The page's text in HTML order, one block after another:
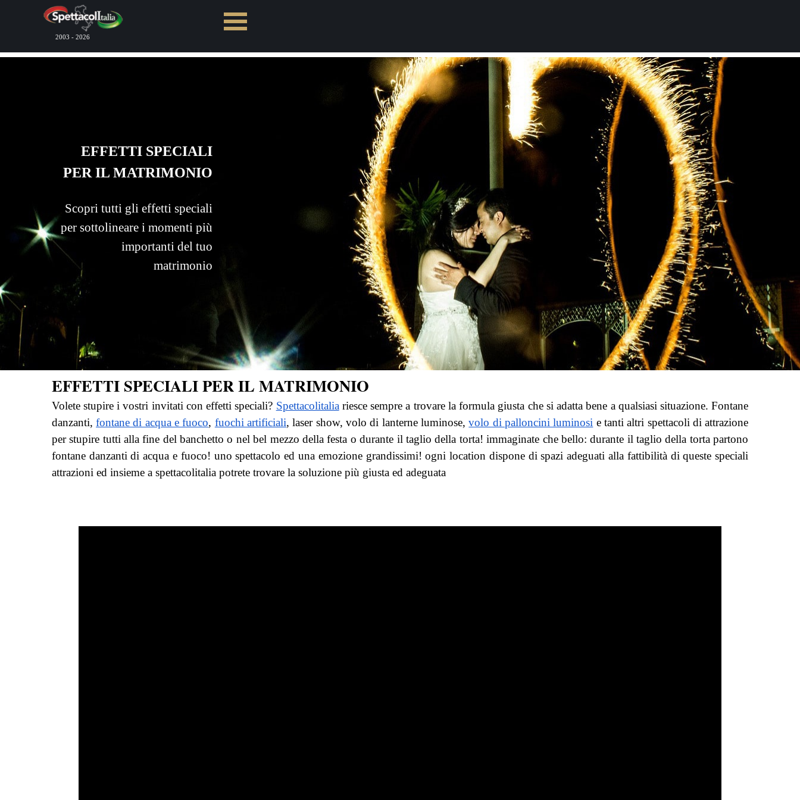
Vai ai contenuti
2003 - 2026
EFFETTI SPECIALI
PER IL MATRIMONIO
Scopri tutti gli effetti speciali
per sottolineare i momenti più
importanti del tuo
matrimonio
EFFETTI SPECIALI PER IL MATRIMONIO
Volete stupire i vostri invitati con effetti speciali? Spettacolitalia riesce sempre a trovare la formula giusta che si adatta bene a qualsiasi situazione. Fontane
danzanti,fontane di acqua e fuoco, fuochi artificiali, laser show, volo di lanterne luminose,volo di palloncini luminosi e tanti altri spettacoli di attrazione
per stupire tutti alla fine del banchetto o nel bel mezzo della festa o durante il taglio della torta! immaginate che bello: durante il taglio della torta partono
fontane danzanti di acqua e fuoco! uno spettacolo ed una emozione grandissimi! ogni location dispone di spazi adeguati alla fattibilità di queste speciali
attrazioni ed insieme a spettacolitalia potrete trovare la soluzione più giusta ed adeguata